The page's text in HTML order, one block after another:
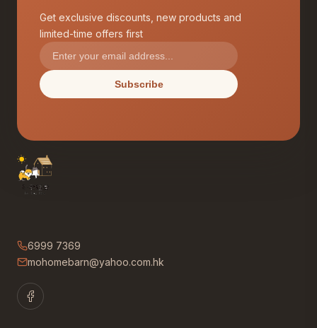
Get exclusive discounts, new products and
limited-time offers first
Subscribe
6999 7369
mohomebarn@yahoo.com.hk